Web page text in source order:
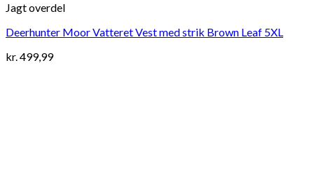
Jagt overdel
Deerhunter Moor Vatteret Vest med strik Brown Leaf 5XL
kr.499,99